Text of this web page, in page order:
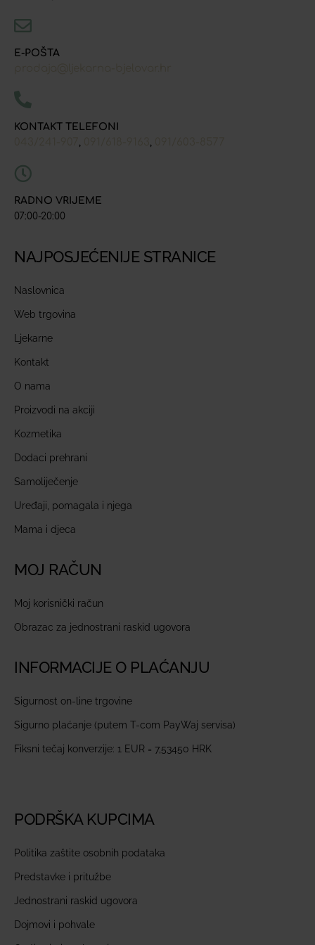
E-POŠTA
KONTAKT TELEFONI
RADNO VRIJEME
07:00-20:00
NAJPOSJEĆENIJE STRANICE
Naslovnica
Web trgovina
Ljekarne
Kontakt
O nama
Proizvodi na akciji
Kozmetika
Dodaci prehrani
Samoliječenje
Uređaji, pomagala i njega
Mama i djeca
MOJ RAČUN
Moj korisnički račun
Obrazac za jednostrani raskid ugovora
INFORMACIJE O PLAĆANJU
Sigurnost on-line trgovine
Sigurno plaćanje (putem T-com PayWaj servisa)
Fiksni tečaj konverzije: 1 EUR = 7,53450 HRK
PODRŠKA KUPCIMA
Politika zaštite osobnih podataka
Predstavke i pritužbe
Jednostrani raskid ugovora
Dojmovi i pohvale